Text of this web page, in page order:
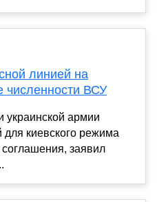
линией на
численности ВСУ
украинской армии
для киевского режима
заявил